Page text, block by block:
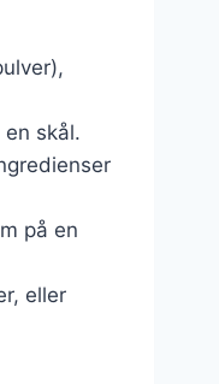
skål.
på en
eller